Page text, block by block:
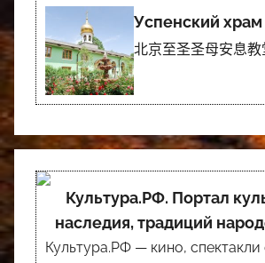
Успенский
北京至圣圣母安息教
Культура.РФ. Портал
наследия, традиций
Культура.РФ — кино, спектакли